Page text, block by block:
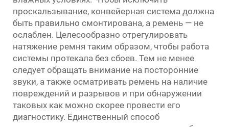
проскальзывание, конвейерная система должна
быть правильно смонтирована, а ремень — не
ослаблен. Целесообразно отрегулировать
натяжение ремня таким образом, чтобы работа
системы протекала без сбоев. Тем не менее
следует обращать внимание на посторонние
звуки, а также осматривать ремень на наличие
повреждений и разрывов и при обнаружении
таковых как можно скорее провести его
диагностику. Единственный способ